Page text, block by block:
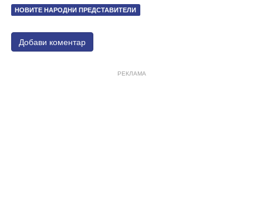
НОВИТЕ НАРОДНИ ПРЕДСТАВИТЕЛИ
Добави коментар
РЕКЛАМА